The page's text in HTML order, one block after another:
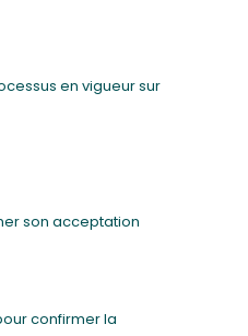
en vigueur sur
son acceptation
confirmer la